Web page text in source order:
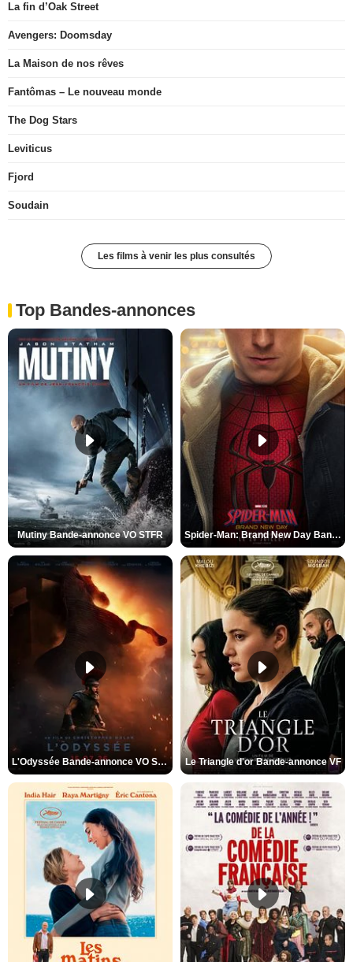
La fin d’Oak Street
Avengers: Doomsday
La Maison de nos rêves
Fantômas – Le nouveau monde
The Dog Stars
Leviticus
Fjord
Soudain
Les films à venir les plus consultés
Top Bandes-annonces
Mutiny Bande-annonce VO STFR Spider-Man: Brand New Day Bande-annonce VO STFR
L'Odyssée Bande-annonce VO STFR Le Triangle d'or Bande-annonce VF